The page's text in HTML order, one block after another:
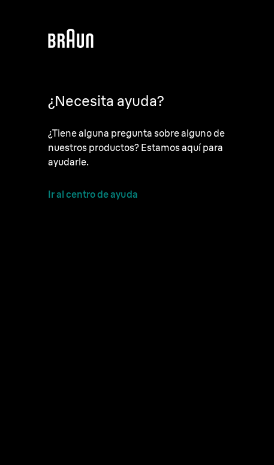
¿Necesita ayuda?
¿Tiene alguna pregunta sobre alguno de
nuestros productos? Estamos aquí para
ayudarle.
Ir al centro de ayuda